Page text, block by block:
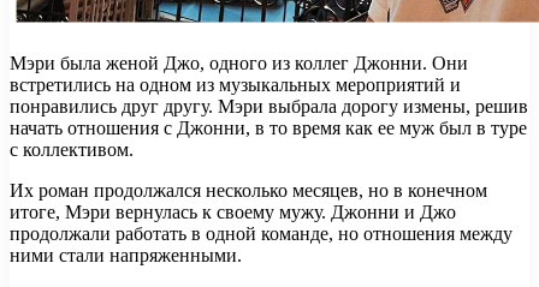
Мэри была женой Джо, одного из коллег Джонни. Они
встретились на одном из музыкальных мероприятий и
понравились друг другу. Мэри выбрала дорогу измены, решив
начать отношения с Джонни, в то время как ее муж был в туре
с коллективом.
Их роман продолжался несколько месяцев, но в конечном
итоге, Мэри вернулась к своему мужу. Джонни и Джо
продолжали работать в одной команде, но отношения между
ними стали напряженными.